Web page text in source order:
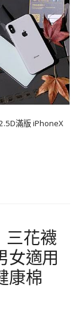
滿版 iPhoneX
三花襪
女適用
康棉